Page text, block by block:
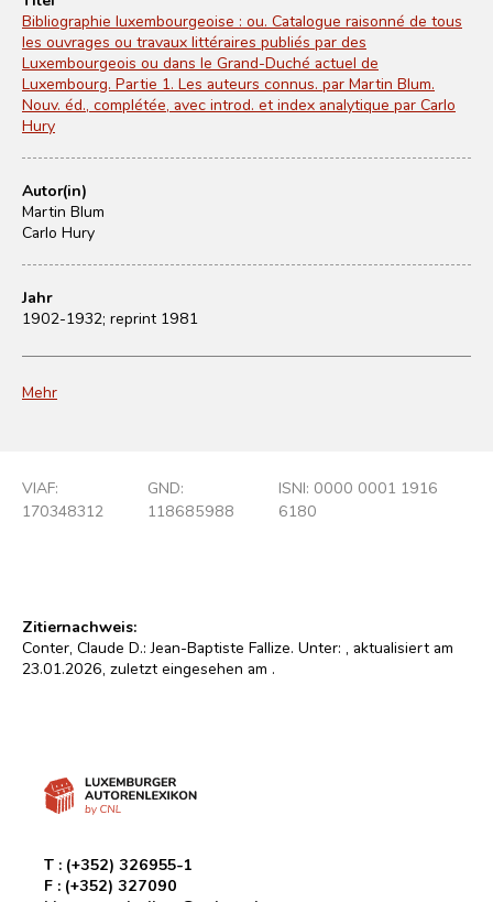
Bibliographie luxembourgeoise : ou. Catalogue raisonné de tous
les ouvrages ou travaux littéraires publiés par des
Luxembourgeois ou dans le Grand-Duché actuel de
Luxembourg. Partie 1. Les auteurs connus. par Martin Blum.
Nouv. éd., complétée, avec introd. et index analytique par Carlo
Hury
Autor(in)
Martin Blum
Carlo Hury
Jahr
1902-1932; reprint 1981
Mehr
VIAF:
170348312
GND:
118685988
ISNI: 0000 0001 1916
6180
Zitiernachweis:
Conter, Claude D.: Jean-Baptiste Fallize. Unter: , aktualisiert am
23.01.2026, zuletzt eingesehen am .
T : (+352) 326955-1
F : (+352) 327090